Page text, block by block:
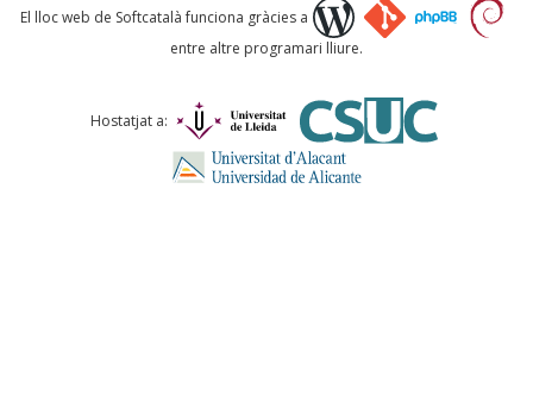
Què proposeu?
Comentari *
El lloc web de Softcatalà funciona gràcies a
entre altre programari lliure.
Hostatjat a: